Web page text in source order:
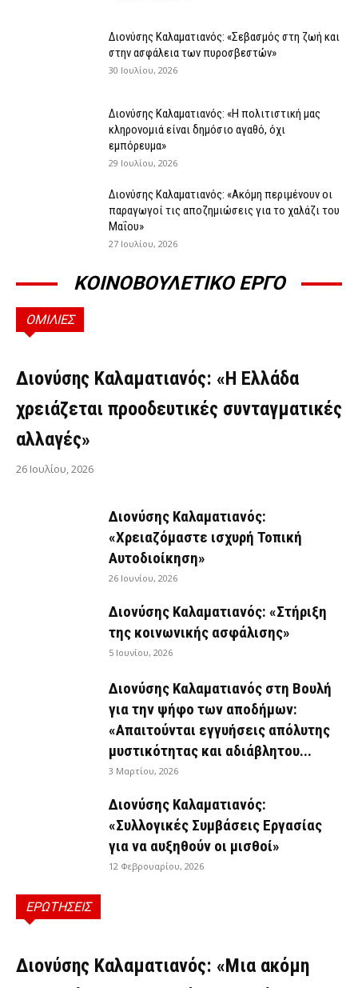
Διονύσης Καλαματιανός: «Σεβασμός στη ζωή και
στην ασφάλεια των πυροσβεστών»
30 Ιουλίου, 2026
Διονύσης Καλαματιανός: «Η πολιτιστική μας
κληρονομιά είναι δημόσιο αγαθό, όχι
εμπόρευμα»
29 Ιουλίου, 2026
Διονύσης Καλαματιανός: «Ακόμη περιμένουν οι
παραγωγοί τις αποζημιώσεις για το χαλάζι του
Μαΐου»
27 Ιουλίου, 2026
ΚΟΙΝΟΒΟΥΛΕΤΙΚΟ ΕΡΓΟ
ΟΜΙΛΙΕΣ
ΟΜΙΛΊΕΣ
Διονύσης Καλαματιανός: «Η Ελλάδα
χρειάζεται προοδευτικές συνταγματικές
αλλαγές»
26 Ιουλίου, 2026
Διονύσης Καλαματιανός:
«Χρειαζόμαστε ισχυρή Τοπική
Αυτοδιοίκηση»
26 Ιουνίου, 2026
Διονύσης Καλαματιανός: «Στήριξη
της κοινωνικής ασφάλισης»
5 Ιουνίου, 2026
Διονύσης Καλαματιανός στη Βουλή
για την ψήφο των αποδήμων:
«Απαιτούνται εγγυήσεις απόλυτης
μυστικότητας και αδιάβλητου...
3 Μαρτίου, 2026
Διονύσης Καλαματιανός:
«Συλλογικές Συμβάσεις Εργασίας
για να αυξηθούν οι μισθοί»
12 Φεβρουαρίου, 2026
ΕΡΩΤΗΣΕΙΣ
ΕΡΩΤΉΣΕΙΣ
Διονύσης Καλαματιανός: «Μια ακόμη